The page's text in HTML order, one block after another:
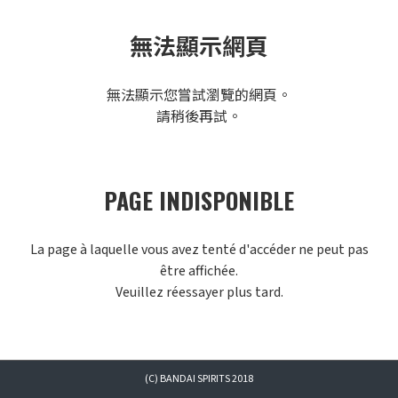
無法顯示網頁
無法顯示您嘗試瀏覽的網頁。
請稍後再試。
PAGE INDISPONIBLE
La page à laquelle vous avez tenté d'accéder ne peut pas
être affichée.
Veuillez réessayer plus tard.
(C) BANDAI SPIRITS 2018